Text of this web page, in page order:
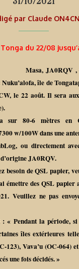
par Claude ON4CN
du 22/08
Masa, JA0RQV ,
Nuku’alofa, île de
le 22 août. Il sera
sur 80-6 mètres en
w/100W dans une
ou directement
JA0RQV.
besoin de QSL papier,
émettre des QSL papier
Veuillez ne pas
« Pendant la période, si
îles extérieures
123), Vava’u (OC-064)
une fois décidés. »